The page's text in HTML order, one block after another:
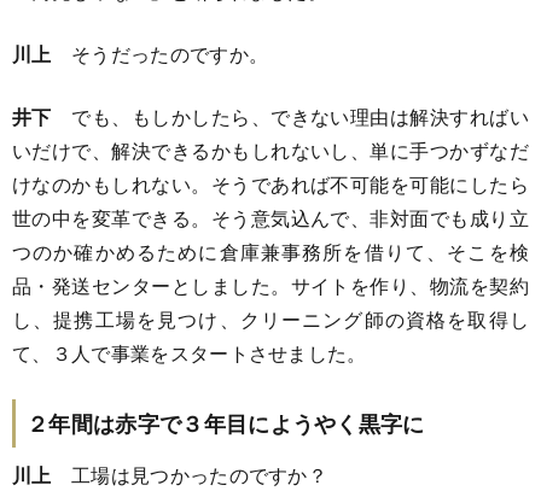
川上 そうだったのですか。
井下 でも、もしかしたら、できない理由は解決すればい
いだけで、解決できるかもしれないし、単に手つかずなだ
けなのかもしれない。そうであれば不可能を可能にしたら
世の中を変革できる。そう意気込んで、非対面でも成り立
つのか確かめるために倉庫兼事務所を借りて、そこを検
品・発送センターとしました。サイトを作り、物流を契約
し、提携工場を見つけ、クリーニング師の資格を取得し
て、３人で事業をスタートさせました。
２年間は赤字で３年目にようやく黒字に
川上 工場は見つかったのですか？